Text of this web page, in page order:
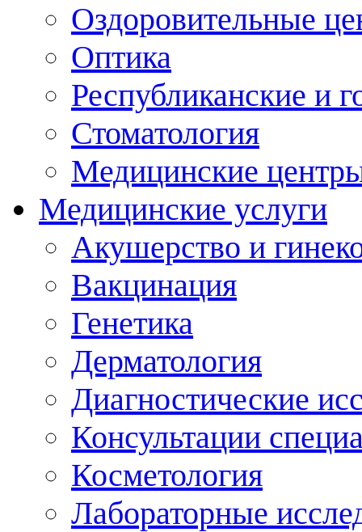
Оздоровительные
Оптика
Республиканские и
Стоматология
Медицинские
Медицинские услуги
Акушерство и
Вакцинация
Генетика
Дерматология
Диагностические
Консультации
Косметология
Лабораторные